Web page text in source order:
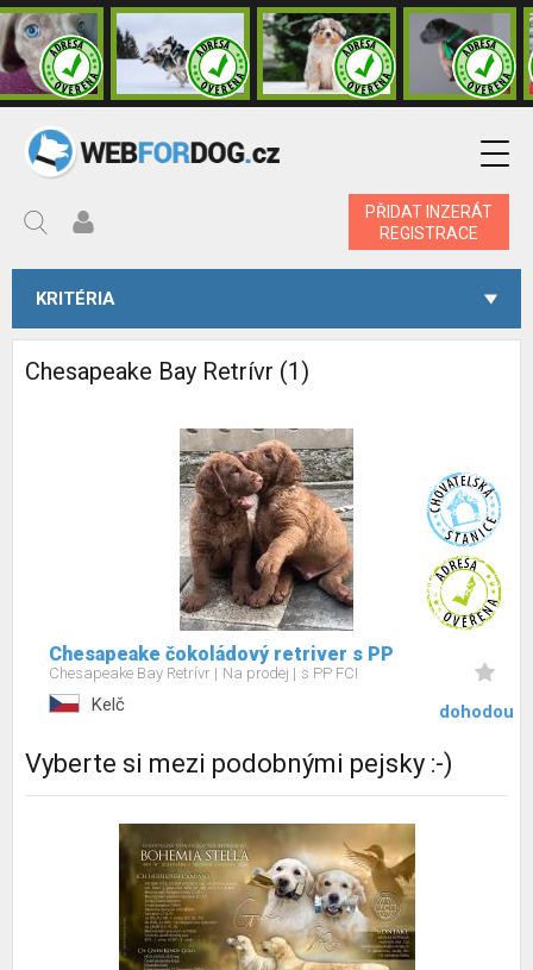
PŘIDAT INZERÁT
REGISTRACE
KRITÉRIA
Chesapeake Bay Retrívr (1)
Chesapeake čokoládový retriver s PP
Chesapeake Bay Retrívr Na prodej s PP FCI
Kelč dohodou
Vyberte si mezi podobnými pejsky :-)